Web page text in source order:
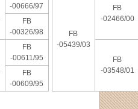
-00666/97
FB
-00326/98
FB
-00611/95
FB
-00609/95
FB
-05439/03
FB
-02466/00
FB
-03548/01